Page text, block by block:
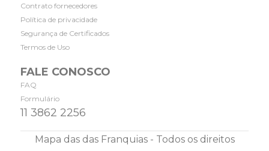
Contrato fornecedores
Política de privacidade
Segurança de Certificados
Termos de Uso
FALE CONOSCO
FAQ
Formulário
11 3862 2256
Mapa das das Franquias - Todos os direitos